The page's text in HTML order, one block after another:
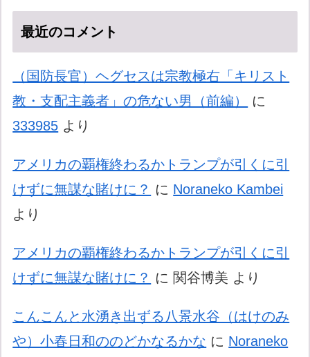
最近のコメント
（国防長官）ヘグセスは宗教極右「キリスト
教・支配主義者」の危ない男（前編）
に
333985 より
アメリカの覇権終わるかトランプが引くに引
けずに無謀な賭けに？ に Noraneko Kambei
より
アメリカの覇権終わるかトランプが引くに引
けずに無謀な賭けに？ に 関谷博美 より
こんこんと水湧き出ずる八景水谷（はけのみ
や）小春日和ののどかなるかな に Noraneko